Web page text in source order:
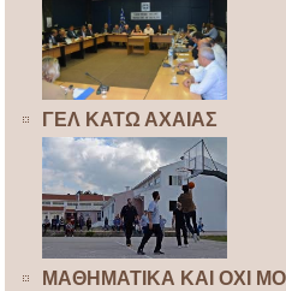
ΓΕΛ ΚΑΤΩ ΑΧΑΙΑΣ
ΜΑΘΗΜΑΤΙΚΑ ΚΑΙ ΟΧΙ